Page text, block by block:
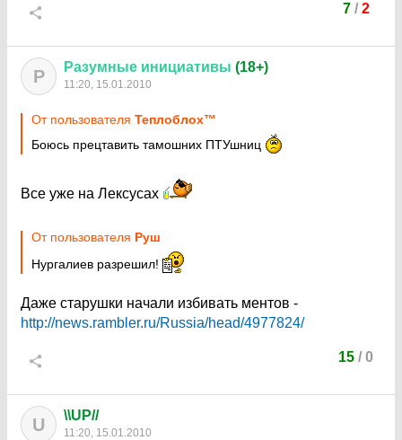
7/ 2
Р Разумные инициативы (18+)
11:20, 15.01.2010
От пользователя Теплоблох™
Боюсь прецтавить тамошних ПТУшниц
Все уже на Лексусах
От пользователя Руш
Нургалиев разрешил!
Даже старушки начали избивать ментов -
http://news.rambler.ru/Russia/head/4977824/
15 / 0
U \\UP//
11:20, 15.01.2010